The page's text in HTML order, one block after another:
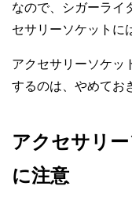
なので、シガーライ
セサリーソケットに
アクセサリーソケッ
するのは、やめてお
アクセサリ
に注意